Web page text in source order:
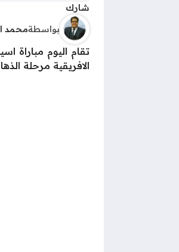
شارك
بواسطةمحمد
تقام اليوم مباراة
الافريقية مرحلة الذهاب